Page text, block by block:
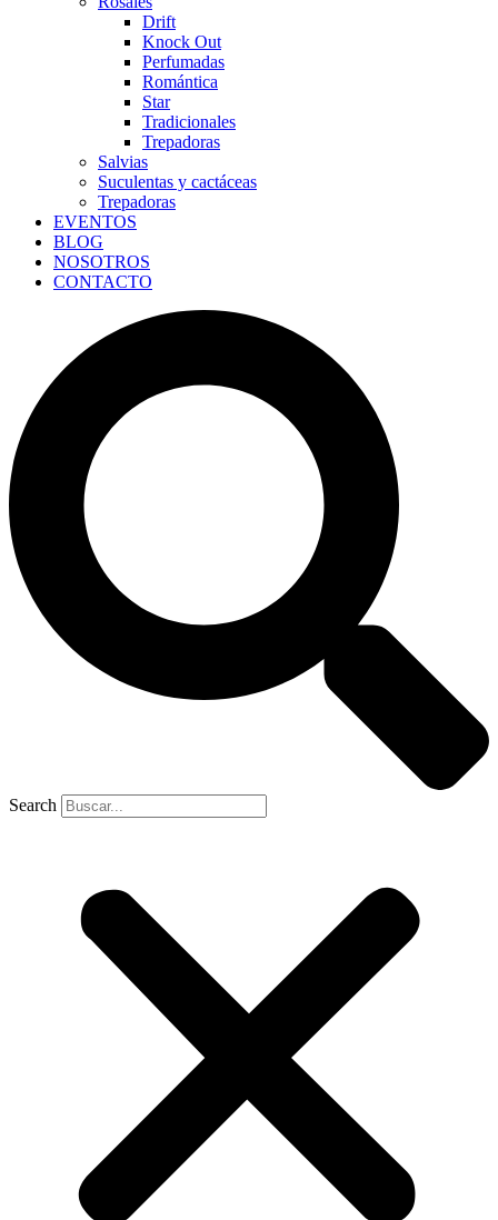
Drift
Knock Out
Perfumadas
Romántica
Star
Tradicionales
Trepadoras
Salvias
Suculentas y cactáceas
Trepadoras
EVENTOS
BLOG
NOSOTROS
CONTACTO
Search